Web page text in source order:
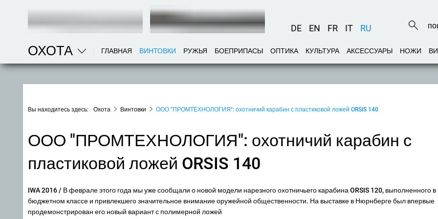
DE EN FR IT RU
ОХОТА ГЛАВНАЯ ВИНТОВКИ РУЖЬЯ БОЕПРИПАСЫ ОПТИКА КУЛЬТУРА АКСЕССУАРЫ НОЖИ
Вы находитесь здесь: Охота Винтовки ООО "ПРОМТЕХНОЛОГИЯ": охотничий карабин с пластиковой ложей ORSIS 140
ООО "ПРОМТЕХНОЛОГИЯ": охотничий карабин с
пластиковой ложей ORSIS 140
IWA 2016/ В феврале этого года мы уже сообщали о новой модели нарезного охотничьего карабина ORSIS 120, выполненного в
бюджетном классе и привлекшего значительное внимание оружейной общественности. На выставке в Нюрнберге был впервые
продемонстрирован его новый вариант с полимерной ложей